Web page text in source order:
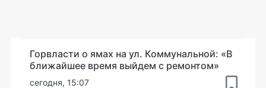
Горвласти о ямах на ул. Коммунальной: «В
ближайшее время выйдем с ремонтом»
сегодня, 15:07